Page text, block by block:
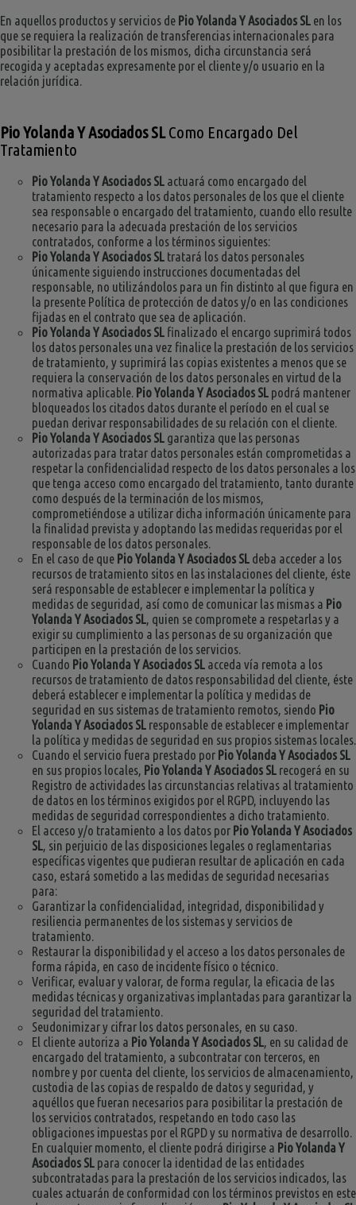
En aquellos productos y servicios de Pio Yolanda Y Asociados SL en los
que se requiera la realización de transferencias internacionales para
posibilitar la prestación de los mismos, dicha circunstancia será
recogida y aceptadas expresamente por el cliente y/o usuario en la
relación jurídica.
Pio Yolanda Y Asociados SL Como Encargado Del
Tratamiento
Pio Yolanda Y Asociados SL actuará como encargado del
tratamiento respecto a los datos personales de los que el cliente
sea responsable o encargado del tratamiento, cuando ello resulte
necesario para la adecuada prestación de los servicios
contratados, conforme a los términos siguientes:
Pio Yolanda Y Asociados SL tratará los datos personales
únicamente siguiendo instrucciones documentadas del
responsable, no utilizándolos para un fin distinto al que figura en
la presente Política de protección de datos y/o en las condiciones
fijadas en el contrato que sea de aplicación.
Pio Yolanda Y Asociados SL finalizado el encargo suprimirá todos
los datos personales una vez finalice la prestación de los servicios
de tratamiento, y suprimirá las copias existentes a menos que se
requiera la conservación de los datos personales en virtud de la
normativa aplicable. Pio Yolanda Y Asociados SL podrá mantener
bloqueados los citados datos durante el período en el cual se
puedan derivar responsabilidades de su relación con el cliente.
Pio Yolanda Y Asociados SL garantiza que las personas
autorizadas para tratar datos personales están comprometidas a
respetar la confidencialidad respecto de los datos personales a los
que tenga acceso como encargado del tratamiento, tanto durante
como después de la terminación de los mismos,
comprometiéndose a utilizar dicha información únicamente para
la finalidad prevista y adoptando las medidas requeridas por el
responsable de los datos personales.
En el caso de que Pio Yolanda Y Asociados SL deba acceder a los
recursos de tratamiento sitos en las instalaciones del cliente, éste
será responsable de establecer e implementar la política y
medidas de seguridad, así como de comunicar las mismas a Pio
Yolanda Y Asociados SL
, quien se compromete a respetarlas y a
exigir su cumplimiento a las personas de su organización que
participen en la prestación de los servicios.
Cuando Pio Yolanda Y Asociados SL acceda vía remota a los
recursos de tratamiento de datos responsabilidad del cliente, éste
deberá establecer e implementar la política y medidas de
seguridad en sus sistemas de tratamiento remotos, siendo Pio
Yolanda Y Asociados SL responsable de establecer e implementar
la política y medidas de seguridad en sus propios sistemas locales.
Cuando el servicio fuera prestado por Pio Yolanda Y Asociados SL
en sus propios locales, Pio Yolanda Y Asociados SL recogerá en su
Registro de actividades las circunstancias relativas al tratamiento
de datos en los términos exigidos por el RGPD, incluyendo las
medidas de seguridad correspondientes a dicho tratamiento.
El acceso y/o tratamiento a los datos por Pio Yolanda Y Asociados
SL
, sin perjuicio de las disposiciones legales o reglamentarias
específicas vigentes que pudieran resultar de aplicación en cada
caso, estará sometido a las medidas de seguridad necesarias
para:
Garantizar la confidencialidad, integridad, disponibilidad y
resiliencia permanentes de los sistemas y servicios de
tratamiento.
Restaurar la disponibilidad y el acceso a los datos personales de
forma rápida, en caso de incidente físico o técnico.
Verificar, evaluar y valorar, de forma regular, la eficacia de las
medidas técnicas y organizativas implantadas para garantizar la
seguridad del tratamiento.
Seudonimizar y cifrar los datos personales, en su caso.
El cliente autoriza a Pio Yolanda Y Asociados SL
, en su calidad de
encargado del tratamiento, a subcontratar con terceros, en
nombre y por cuenta del cliente, los servicios de almacenamiento,
custodia de las copias de respaldo de datos y seguridad, y
aquéllos que fueran necesarios para posibilitar la prestación de
los servicios contratados, respetando en todo caso las
obligaciones impuestas por el RGPD y su normativa de desarrollo.
En cualquier momento, el cliente podrá dirigirse a Pio Yolanda Y
Asociados SL para conocer la identidad de las entidades
subcontratadas para la prestación de los servicios indicados, las
cuales actuarán de conformidad con los términos previstos en este